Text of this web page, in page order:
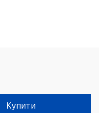
Купити